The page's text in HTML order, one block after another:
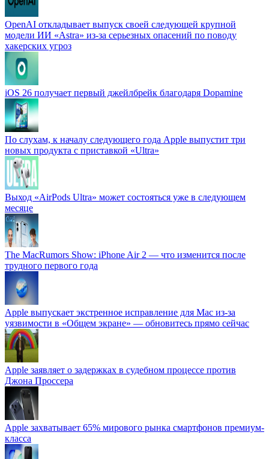
OpenAI откладывает выпуск своей следующей крупной
модели ИИ «Astra» из-за серьезных опасений по поводу
хакерских угроз
iOS 26 получает первый джейлбрейк благодаря Dopamine
По слухам, к началу следующего года Apple выпустит три
новых продукта с приставкой «Ultra»
Выход «AirPods Ultra» может состояться уже в следующем
месяце
The MacRumors Show: iPhone Air 2 — что изменится после
трудного первого года
Apple выпускает экстренное исправление для Mac из-за
уязвимости в «Общем экране» — обновитесь прямо сейчас
Apple заявляет о задержках в судебном процессе против
Джона Проссера
Apple захватывает 65% мирового рынка смартфонов премиум-
класса